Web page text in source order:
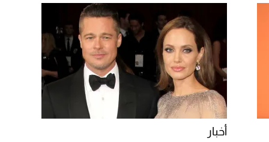
أغلى 10 عطور في العالم للرجال تمنحك فخامة
استثنائية
2026-07-25
"بوجاتي ميسترال" الاستثنائية للبيع في مزاد
مونتيري
2026-07-23
أخبار